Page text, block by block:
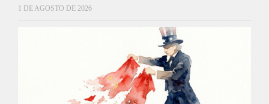
1 DE AGOSTO DE 2026